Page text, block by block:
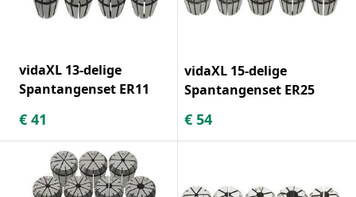
vidaXL 13-delige
Spantangenset ER11
€ 41
vidaXL 15-delige
Spantangenset ER25
€ 54